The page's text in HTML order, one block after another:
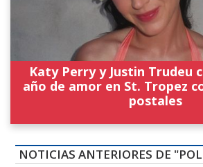
Katy Perry y Justin Trudeu
año de amor en St. Tropez
postales
NOTICIAS ANTERIORES DE